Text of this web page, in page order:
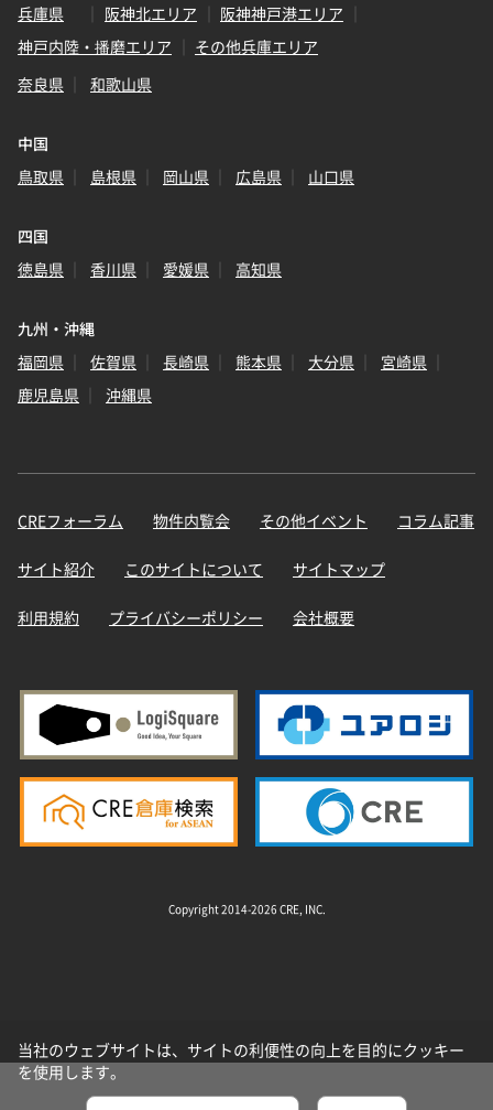
兵庫県
阪神北エリア
阪神神戸港エリア
神戸内陸・播磨エリア
その他兵庫エリア
奈良県
和歌山県
中国
鳥取県
島根県 岡山県 広島県 山口県
四国
徳島県
香川県 愛媛県 高知県
九州・沖縄
福岡県
佐賀県 長崎県 熊本県 大分県
宮崎県
鹿児島県
沖縄県
CREフォーラム 物件内覧会 その他イベント コラム記事
サイト紹介 このサイトについて サイトマップ
利用規約 プライバシーポリシー 会社概要
Copyright 2014-2026 CRE, INC.
当社のウェブサイトは、サイトの利便性の向上を目的にクッキー
を使用します。